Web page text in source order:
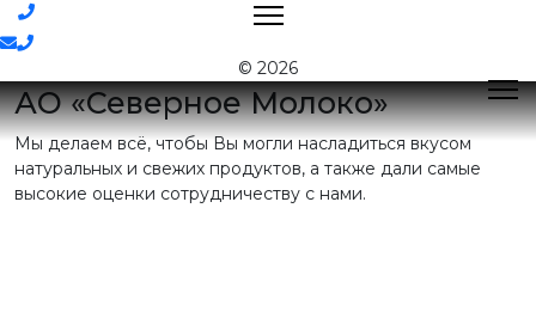
© 2026
Контакты
АО «Северное Молоко»
Мы делаем всё, чтобы Вы могли насладиться вкусом
натуральных и свежих продуктов, а также дали самые
высокие оценки сотрудничеству с нами.